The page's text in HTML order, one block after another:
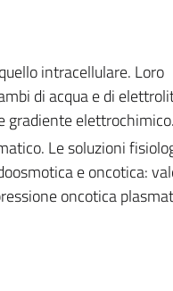
intracellulare. Loro
di acqua e di
gradiente
Le soluzioni
e oncotica:
oncotica